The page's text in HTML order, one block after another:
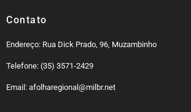
Contato
Endereço: Rua Dick Prado, 96, Muzambinho
Telefone: (35) 3571-2429
Email: afolharegional@milbr.net